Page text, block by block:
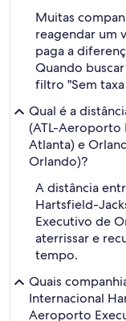
Muitas
reagendar um
paga a
Quando
filtro "Sem
Qual é a
(ATL-Aeroporto
Atlanta) e
Orlando)?
A distância
Hartsfield-
Executivo de
aterrissar e
tempo.
Quais
Internacional
Aeroporto